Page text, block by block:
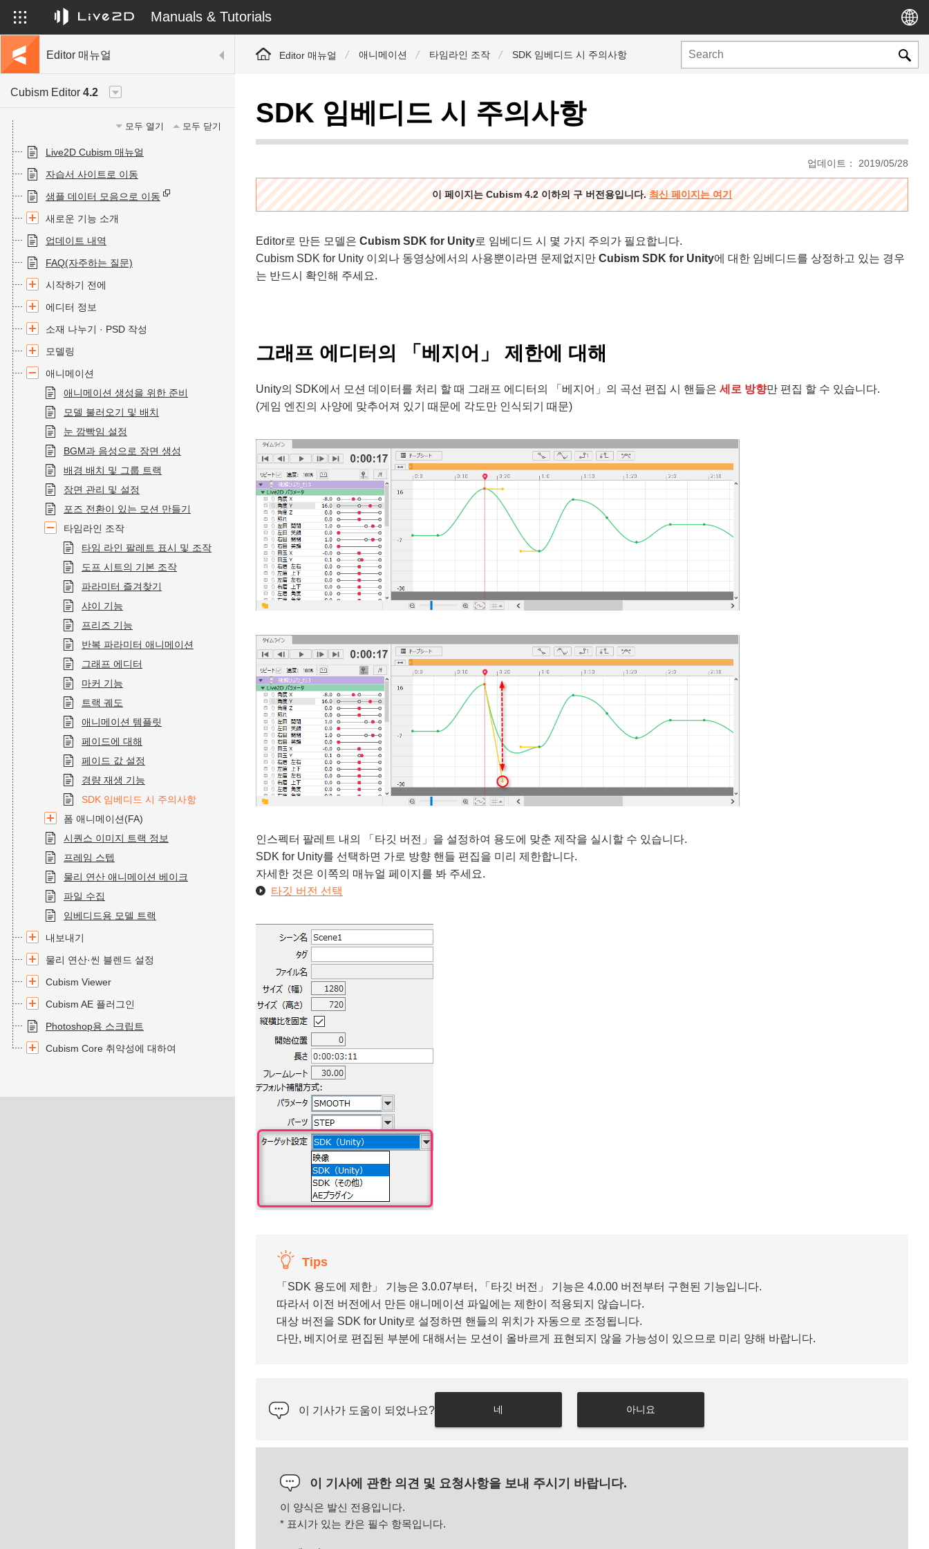
Manuals & Tutorials
Editor 매뉴얼
Cubism Editor 4.2
모두 열기 모두 닫기
Live2D Cubism 매뉴얼
자습서 사이트로 이동
샘플 데이터 모음으로 이동
새로운 기능 소개
업데이트 내역
FAQ(자주하는 질문)
시작하기 전에
에디터 정보
소재 나누기 · PSD 작성
모델링
애니메이션
애니메이션 생성을 위한 준비
모델 불러오기 및 배치
눈 깜빡임 설정
BGM과 음성으로 장면 생성
배경 배치 및 그룹 트랙
장면 관리 및 설정
포즈 전환이 있는 모션 만들기
타임라인 조작
타임 라인 팔레트 표시 및 조작
도프 시트의 기본 조작
파라미터 즐겨찾기
샤이 기능
프리즈 기능
반복 파라미터 애니메이션
그래프 에디터
마커 기능
트랙 궤도
애니메이션 템플릿
페이드에 대해
페이드 값 설정
경량 재생 기능
SDK 임베디드 시 주의사항
폼 애니메이션(FA)
시퀀스 이미지 트랙 정보
프레임 스텝
물리 연산 애니메이션 베이크
파일 수집
임베디드용 모델 트랙
내보내기
물리 연산·씬 블렌드 설정
Cubism Viewer
Cubism AE 플러그인
Photoshop용 스크립트
Cubism Core 취약성에 대하여
Editor 매뉴얼 애니메이션 타임라인 조작 SDK 임베디드 시 주의사항
SDK 임베디드 시 주의사항
업데이트： 2019/05/28
이 페이지는 Cubism 4.2 이하의 구 버전용입니다.최신 페이지는 여기
Editor로 만든 모델은 Cubism SDK for Unity로 임베디드 시 몇 가지 주의가 필요합니다.
Cubism SDK for Unity 이외나 동영상에서의 사용뿐이라면 문제없지만 Cubism SDK for Unity에 대한 임베디드를 상정하고 있는 경우
는 반드시 확인해 주세요.
그래프 에디터의 「베지어」 제한에 대해
Unity의 SDK에서 모션 데이터를 처리 할 때 그래프 에디터의 「베지어」의 곡선 편집 시 핸들은 세로 방향만 편집 할 수 있습니다.
(게임 엔진의 사양에 맞추어져 있기 때문에 각도만 인식되기 때문)
인스펙터 팔레트 내의 「타깃 버전」을 설정하여 용도에 맞춘 제작을 실시할 수 있습니다.
SDK for Unity를 선택하면 가로 방향 핸들 편집을 미리 제한합니다.
자세한 것은 이쪽의 매뉴얼 페이지를 봐 주세요.
타깃 버전 선택
Tips
「SDK 용도에 제한」 기능은 3.0.07부터, 「타깃 버전」 기능은 4.0.00 버전부터 구현된 기능입니다.
따라서 이전 버전에서 만든 애니메이션 파일에는 제한이 적용되지 않습니다.
대상 버전을 SDK for Unity로 설정하면 핸들의 위치가 자동으로 조정됩니다.
다만, 베지어로 편집된 부분에 대해서는 모션이 올바르게 표현되지 않을 가능성이 있으므로 미리 양해 바랍니다.
이 기사가 도움이 되었나요? 네 아니요
이 기사에 관한 의견 및 요청사항을 보내 주시기 바랍니다.
이 양식은 발신 전용입니다.
* 표시가 있는 칸은 필수 항목입니다.